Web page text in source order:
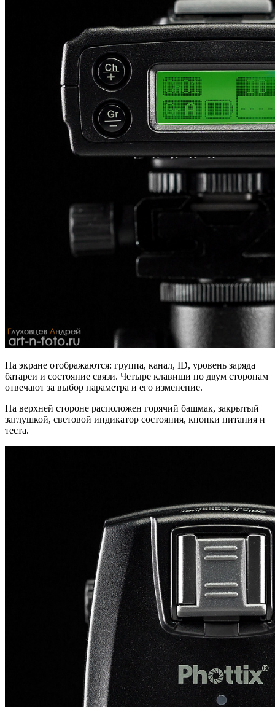
На экране отображаются: группа, канал, ID, уровень заряда
батареи и состояние связи. Четыре клавиши по двум сторонам
отвечают за выбор параметра и его изменение.
На верхней стороне расположен горячий башмак, закрытый
заглушкой, световой индикатор состояния, кнопки питания и
теста.